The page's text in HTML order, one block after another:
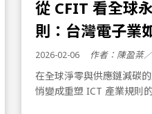
從 CFIT 看全球
則：台灣電子業
2026-02-06
在全球淨零與供應鏈減碳
悄變成重塑 ICT 產業規則